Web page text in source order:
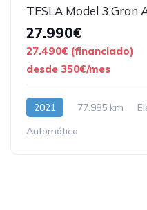
TESLA Model 3 Gran
27.990€
27.490€ (financiado)
desde 350€/mes
2021 77.985 km
Automático